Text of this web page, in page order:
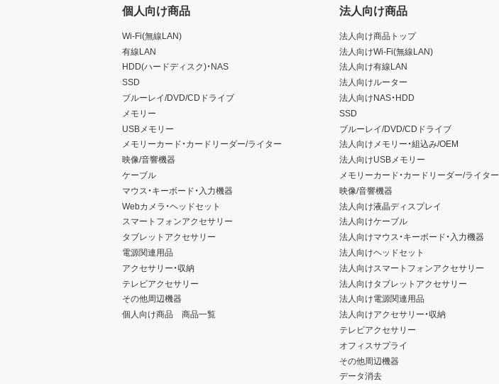
個人向け商品
Wi-Fi(無線LAN)
有線LAN
HDD(ハードディスク)・NAS
SSD
ブルーレイ/DVD/CDドライブ
メモリー
USBメモリー
メモリーカード・カードリーダー/ライター
映像/音響機器
ケーブル
マウス・キーボード・入力機器
Webカメラ・ヘッドセット
スマートフォンアクセサリー
タブレットアクセサリー
電源関連用品
アクセサリー・収納
テレビアクセサリー
その他周辺機器
個人向け商品 商品一覧
法人向け商品
法人向け商品トップ
法人向けWi-Fi(無線LAN)
法人向け有線LAN
法人向けルーター
法人向けNAS・HDD
SSD
ブルーレイ/DVD/CDドライブ
法人向けメモリー・組込み/OEM
法人向けUSBメモリー
メモリーカード・カードリーダー/ライター
映像/音響機器
法人向け液晶ディスプレイ
法人向けケーブル
法人向けマウス・キーボード・入力機器
法人向けヘッドセット
法人向けスマートフォンアクセサリー
法人向けタブレットアクセサリー
法人向け電源関連用品
法人向けアクセサリー・収納
テレビアクセサリー
オフィスサプライ
その他周辺機器
データ消去